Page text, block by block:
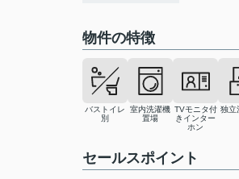
物件の特徴
バストイレ
別
室内洗濯機
置場
TVモニタ付
きインター
ホン
独立
セールスポイント